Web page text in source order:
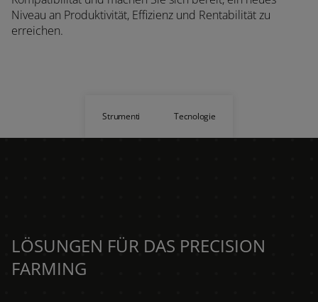
Niveau an Produktivität, Effizienz und Rentabilität zu
erreichen.
Strumenti Tecnologie
LÖSUNGEN FÜR DAS PRECISION
FARMING